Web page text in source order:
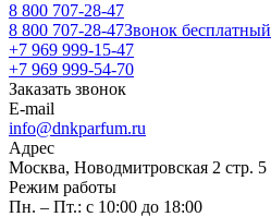
8 800 707-28-47
8 800 707-28-47Звонок бесплатный
+7 969 999-15-47
+7 969 999-54-70
Заказать звонок
E-mail
info@dnkparfum.ru
Адрес
Москва, Новодмитровская 2 стр. 5
Режим работы
Пн. – Пт.: с 10:00 до 18:00